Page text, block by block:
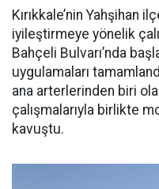
Kırıkkale’nin Yahşihan
iyileştirmeye yönelik
Bahçeli Bulvarı’nda
uygulamaları
ana arterlerinden biri
çalışmalarıyla birlikte
kavuştu.